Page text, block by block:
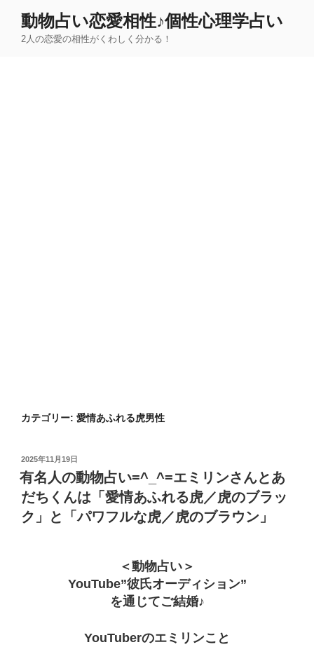
動物占い恋愛相性♪個性心理学占い
2人の恋愛の相性がくわしく分かる！
カテゴリー: 愛情あふれる虎男性
投
稿
日:
2025年11月19日
有名人の動物占い=^_^=エミリンさんとあ
だちくんは「愛情あふれる虎／虎のブラッ
ク」と「パワフルな虎／虎のブラウン」
＜動物占い＞
YouTube”彼氏オーディション”
を通じてご結婚♪
YouTuberのエミリンこと